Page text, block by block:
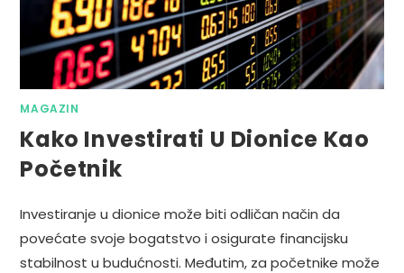
MAGAZIN
Kako Investirati U Dionice Kao
Početnik
Investiranje u dionice može biti odličan način da
povećate svoje bogatstvo i osigurate financijsku
stabilnost u budućnosti. Međutim, za početnike može